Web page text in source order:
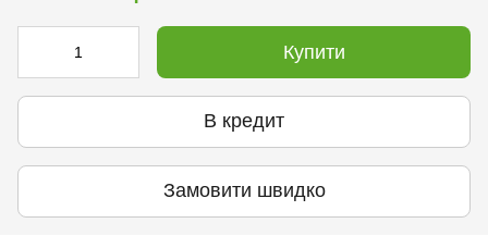
Купити
В кредит
Замовити швидко